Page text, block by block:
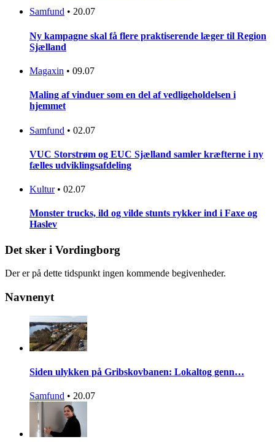
Samfund • 20.07
Ny kampagne skal få flere praktiserende læger til Region
Sjælland
Magaxin • 09.07
Maling af vinduer som en del af vedligeholdelsen i
hjemmet
Samfund • 02.07
VUC Storstrøm og EUC Sjælland samler kræfterne i ny
fælles udviklingsafdeling
Kultur • 02.07
Monster trucks, ild og vilde stunts rykker ind i Faxe og
Haslev
Det sker i Vordingborg
Der er på dette tidspunkt ingen kommende begivenheder.
Navnenyt
Siden ulykken på Gribskovbanen: Lokaltog genn…
Samfund • 20.07